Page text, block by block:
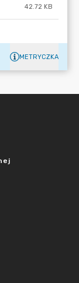
42.72 KB
METRYCZKA